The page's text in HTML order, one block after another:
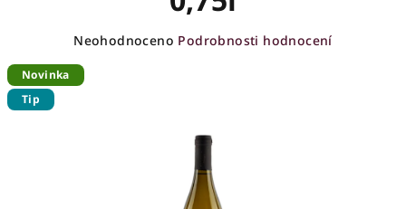
Průměrné
produktu
Neohodnoceno Podrobnosti hodnocení
Novinka
Tip